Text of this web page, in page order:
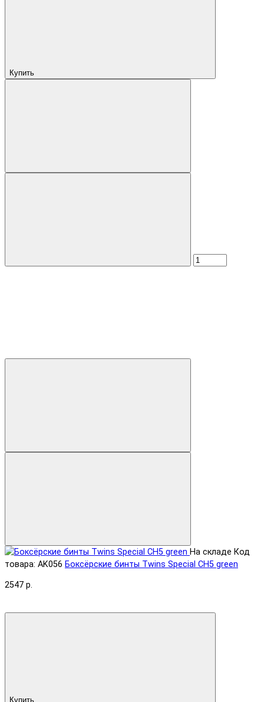
Купить
На складе Код
товара: AK056 Боксёрские бинты Twins Special CH5 green
2547 р.
Купить